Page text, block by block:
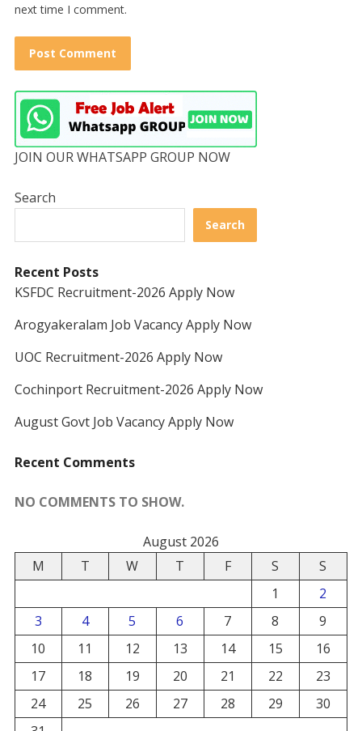
next time I comment.
JOIN OUR WHATSAPP GROUP NOW
Search
Search
Recent Posts
KSFDC Recruitment-2026 Apply Now
Arogyakeralam Job Vacancy Apply Now
UOC Recruitment-2026 Apply Now
Cochinport Recruitment-2026 Apply Now
August Govt Job Vacancy Apply Now
Recent Comments
NO COMMENTS TO SHOW.
August 2026
M
T W T F S
S
1
2
3
4 5 6 7 8
9
10
11 12 13 14 15
16
17
18 19 20 21 22
23
24
25 26 27 28 29
30